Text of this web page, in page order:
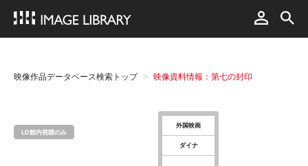
映像作品データベース検索トップ 映像資料情報：第七の封印
LD館内視聴のみ
外国映画
ダイナ